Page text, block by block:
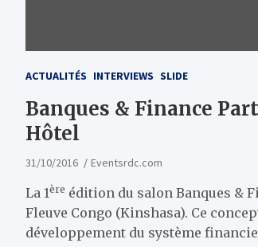
ACTUALITÉS INTERVIEWS SLIDE
Banques & Finance
Hôtel
31/10/2016 Eventsrdc.com
La 1ère édition du salon Banques &
Fleuve Congo (Kinshasa). Ce
développement du système